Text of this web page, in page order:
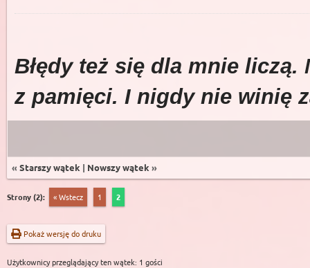
Błędy też się dla mnie
z pamięci. I nigdy nie winię
« Starszy wątek | Nowszy wątek »
Strony (2): « Wstecz 1 2
Pokaż wersję do druku
Użytkownicy przeglądający ten wątek: 1 gości